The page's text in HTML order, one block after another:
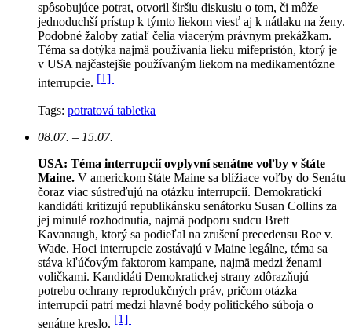
spôsobujúce potrat, otvoril širšiu diskusiu o tom, či môže
jednoduchší prístup k týmto liekom viesť aj k nátlaku na ženy.
Podobné žaloby zatiaľ čelia viacerým právnym prekážkam.
Téma sa dotýka najmä používania lieku mifepristón, ktorý je
v USA najčastejšie používaným liekom na medikamentózne
interrupcie. [1]
Tags: potratová tabletka
08.07. – 15.07.
USA: Téma interrupcií ovplyvní senátne voľby v štáte
Maine. V americkom štáte Maine sa blížiace voľby do Senátu
čoraz viac sústreďujú na otázku interrupcií. Demokratickí
kandidáti kritizujú republikánsku senátorku Susan Collins za
jej minulé rozhodnutia, najmä podporu sudcu Brett
Kavanaugh, ktorý sa podieľal na zrušení precedensu Roe v.
Wade. Hoci interrupcie zostávajú v Maine legálne, téma sa
stáva kľúčovým faktorom kampane, najmä medzi ženami
voličkami. Kandidáti Demokratickej strany zdôrazňujú
potrebu ochrany reprodukčných práv, pričom otázka
interrupcií patrí medzi hlavné body politického súboja o
senátne kreslo. [1]